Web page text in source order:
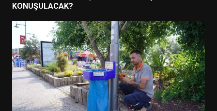
KONUŞULACAK?